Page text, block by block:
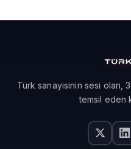
Türk sanayisinin sesi olan,
temsil eden